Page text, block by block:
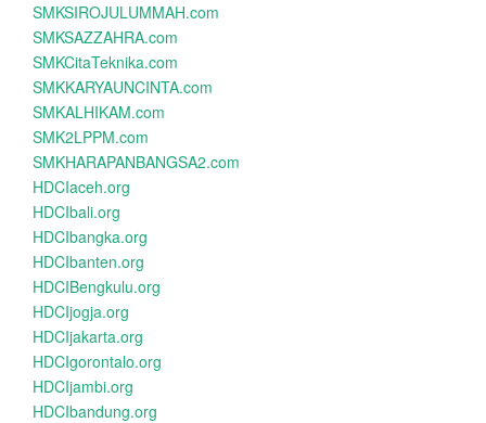
SMKSIROJULUMMAH.com
SMKSAZZAHRA.com
SMKCitaTeknika.com
SMKKARYAUNCINTA.com
SMKALHIKAM.com
SMK2LPPM.com
SMKHARAPANBANGSA2.com
HDCIaceh.org
HDCIbali.org
HDCIbangka.org
HDCIbanten.org
HDCIBengkulu.org
HDCIjogja.org
HDCIjakarta.org
HDCIgorontalo.org
HDCIjambi.org
HDCIbandung.org